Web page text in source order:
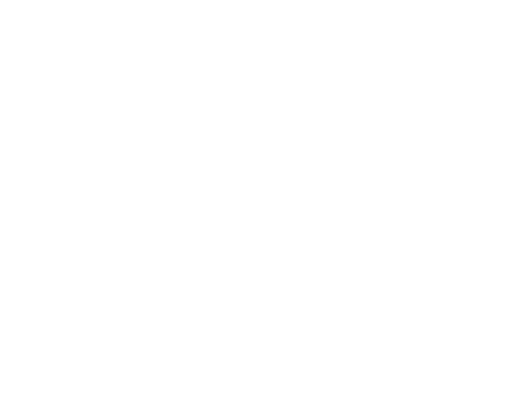
de confidentialité, en garantissant la conformité avec les